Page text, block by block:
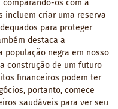
os com a
incluem criar uma reserva
para proteger
destaca a
negra em nosso
construção de um futuro
financeiros podem ter
portanto, comece
saudáveis para ver seu